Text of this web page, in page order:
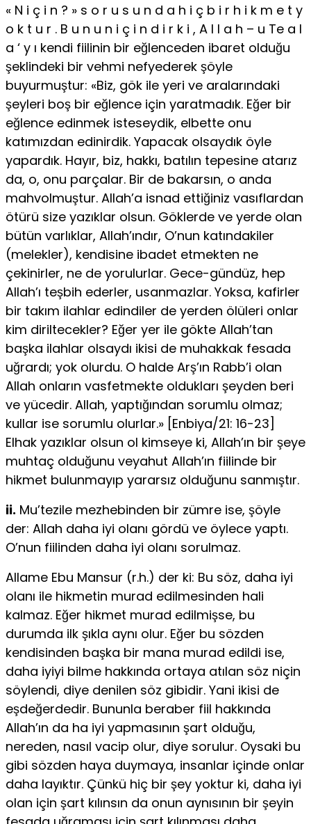
« N i ç i n ? » s o r u s u n d a h i ç b i r h i k m e t y
o k t u r . B u n u n i ç i n d i r k i , A l l a h – u Te a l
a ‘ y ı kendi fiilinin bir eğlenceden ibaret olduğu
şeklindeki bir vehmi nefyederek şöyle
buyurmuştur: «Biz, gök ile yeri ve aralarındaki
şeyleri boş bir eğlence için yaratmadık. Eğer bir
eğlence edinmek isteseydik, elbette onu
katımızdan edinirdik. Yapacak olsaydık öyle
yapardık. Hayır, biz, hakkı, batılın tepesine atarız
da, o, onu parçalar. Bir de bakarsın, o anda
mahvolmuştur. Allah’a isnad ettiğiniz vasıflardan
ötürü size yazıklar olsun. Göklerde ve yerde olan
bütün varlıklar, Allah’ındır, O’nun katındakiler
(melekler), kendisine ibadet etmek­ten ne
çekinirler, ne de yorulurlar. Gece-gündüz, hep
Allah’ı teşbih ederler, usanmazlar. Yoksa, kafirler
bir takım ilahlar edindiler de yerden ölüleri on­lar
kim diriltecekler? Eğer yer ile gökte Allah’tan
başka ilahlar olsaydı ikisi de muhakkak fesada
uğrardı; yok olurdu. O halde Arş’ın Rabb’i olan
Allah onla­rın vasfetmekte oldukları şeyden beri
ve yücedir. Allah, yaptığından sorumlu olmaz;
kullar ise sorumlu olurlar.» [Enbiya/21: 16-23]
Elhak yazıklar olsun ol kimseye ki, Allah’ın bir şeye
muhtaç olduğunu veyahut Allah’ın fiilinde bir
hikmet bulunmayıp yararsız olduğunu sanmıştır.
ii. Mu’tezile mezhebinden bir zümre ise, şöyle
der: Allah daha iyi olanı gör­dü ve öylece yaptı.
O’nun fiilinden daha iyi olanı sorulmaz.
Allame Ebu Mansur (r.h.) der ki: Bu söz, daha iyi
olanı ile hikmetin mu­rad edilmesinden hali
kalmaz. Eğer hikmet murad edilmişse, bu
durumda ilk şıkla aynı olur. Eğer bu sözden
kendisinden başka bir mana murad edildi ise,
daha iyiyi bilme hakkında ortaya atılan söz niçin
söylendi, diye denilen söz gibidir. Yani ikisi de
eşdeğerdedir. Bununla beraber fiil hakkında
Allah’ın da­ ha iyi yapmasının şart olduğu,
nereden, nasıl vacip olur, diye sorulur. Oysaki bu
gibi sözden haya duymaya, insanlar içinde onlar
daha layıktır. Çünkü hiç bir şey yoktur ki, daha iyi
olan için şart kılınsın da onun aynısının bir şeyin